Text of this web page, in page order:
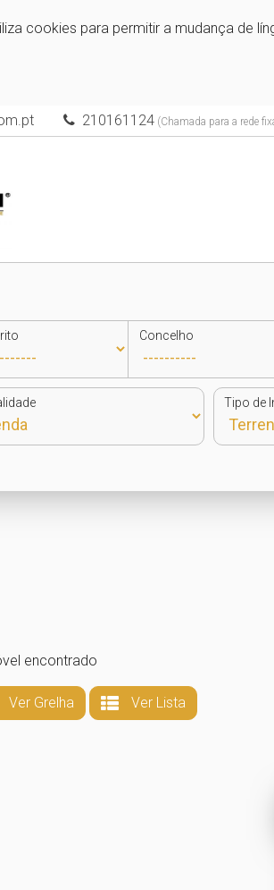
cookies para permitir a mudança de
210161124 (Chamada para a rede
Concelho
Tipo de
encontrado
Ver Grelha Ver Lista